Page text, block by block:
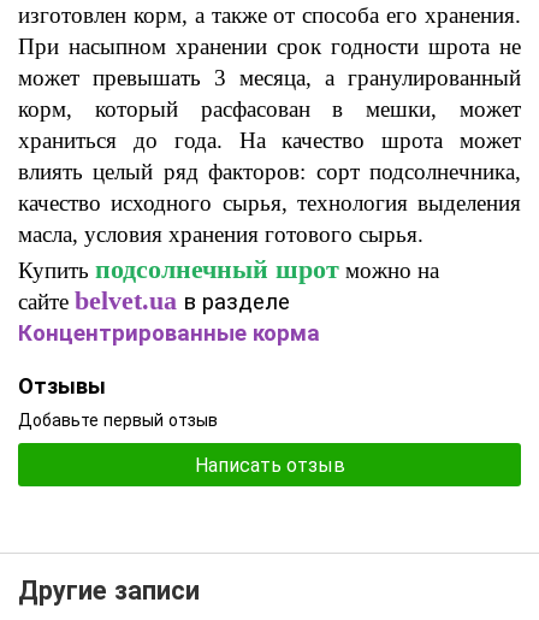
изготовлен корм, а также от способа его хранения.
При насыпном хранении срок годности шрота не
может превышать 3 месяца, а гранулированный
корм, который расфасован в мешки, может
храниться до года. На качество шрота может
влиять целый ряд факторов: сорт подсолнечника,
качество исходного сырья, технология выделения
масла, условия хранения готового сырья.
Купить подсолнечный шрот можно на
сайте belvet.ua в разделе
Концентрированные корма
Отзывы
Добавьте первый отзыв
Написать отзыв
Другие записи